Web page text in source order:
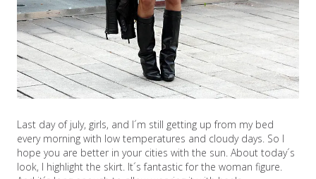
Last day of july, girls, and I´m still getting up from my bed
every morning with low temperatures and cloudy days. So I
hope you are better in your cities with the sun. About today´s
look, I highlight the skirt. It´s fantastic for the woman figure.